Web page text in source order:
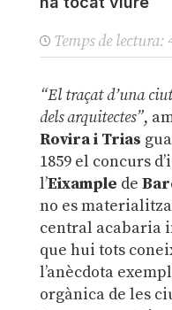
Temps de lectura:
“El traçat d’una
dels arquitectes”,
Rovira i Trias
1859 el concurs
l’Eixample de
no es
central acabaria
que hui tots
l’anècdota
orgànica de les